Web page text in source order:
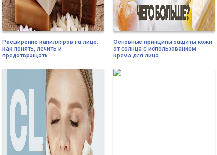
Расширение капилляров на лице:
как понять, лечить и
предотвращать
Основные принципы защиты кожи
от солнца с использованием
крема для лица